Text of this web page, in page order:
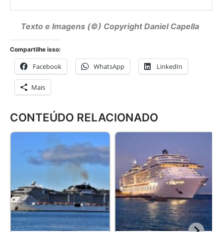
Texto e Imagens (©) CopyrightDaniel Capella
Compartilhe isso:
Facebook WhatsApp LinkedIn
Mais
CONTEÚDO RELACIONADO